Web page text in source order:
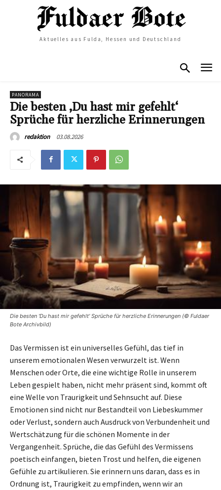
Aktuelles aus Fulda, Hessen und Deutschland
PANORAMA
Die besten ‚Du hast mir gefehlt‘
Sprüche für herzliche Erinnerungen
redaktion 03.08.2026
Die besten 'Du hast mir gefehlt' Sprüche für herzliche Erinnerungen (© Fuldaer
Bote Archivbild)
Das Vermissen ist ein universelles Gefühl, das tief in
unserem emotionalen Wesen verwurzelt ist. Wenn
Menschen oder Orte, die eine wichtige Rolle in unserem
Leben gespielt haben, nicht mehr präsent sind, kommt oft
eine Welle von Traurigkeit und Sehnsucht auf. Diese
Emotionen sind nicht nur Bestandteil von Liebeskummer
oder Verlust, sondern auch Ausdruck von Verbundenheit und
Wertschätzung für die schönen Momente in der
Vergangenheit. Sprüche, die das Gefühl des Vermissens
poetisch einfangen, bieten Trost und helfen, die eigenen
Gefühle zu artikulieren. Sie erinnern uns daran, dass es in
Ordnung ist, Traurigkeit zu empfinden, wenn wir an